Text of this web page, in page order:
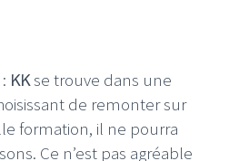
KKse trouve dans une
de remonter sur
formation, il ne pourra
Ce n’est pas agréable